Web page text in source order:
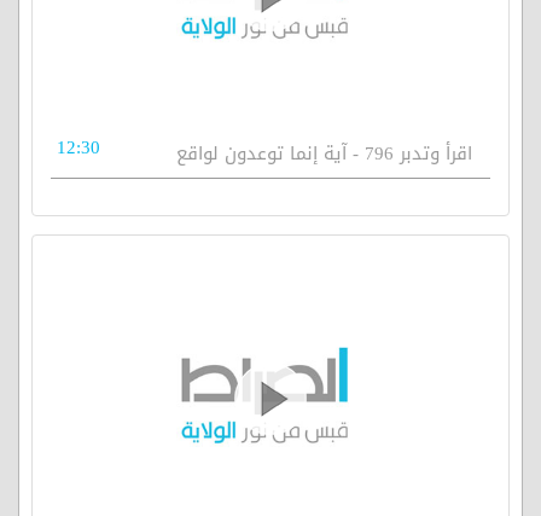
اقرأ وتدبر 796 - آية إنما توعدون لواقع 12:30